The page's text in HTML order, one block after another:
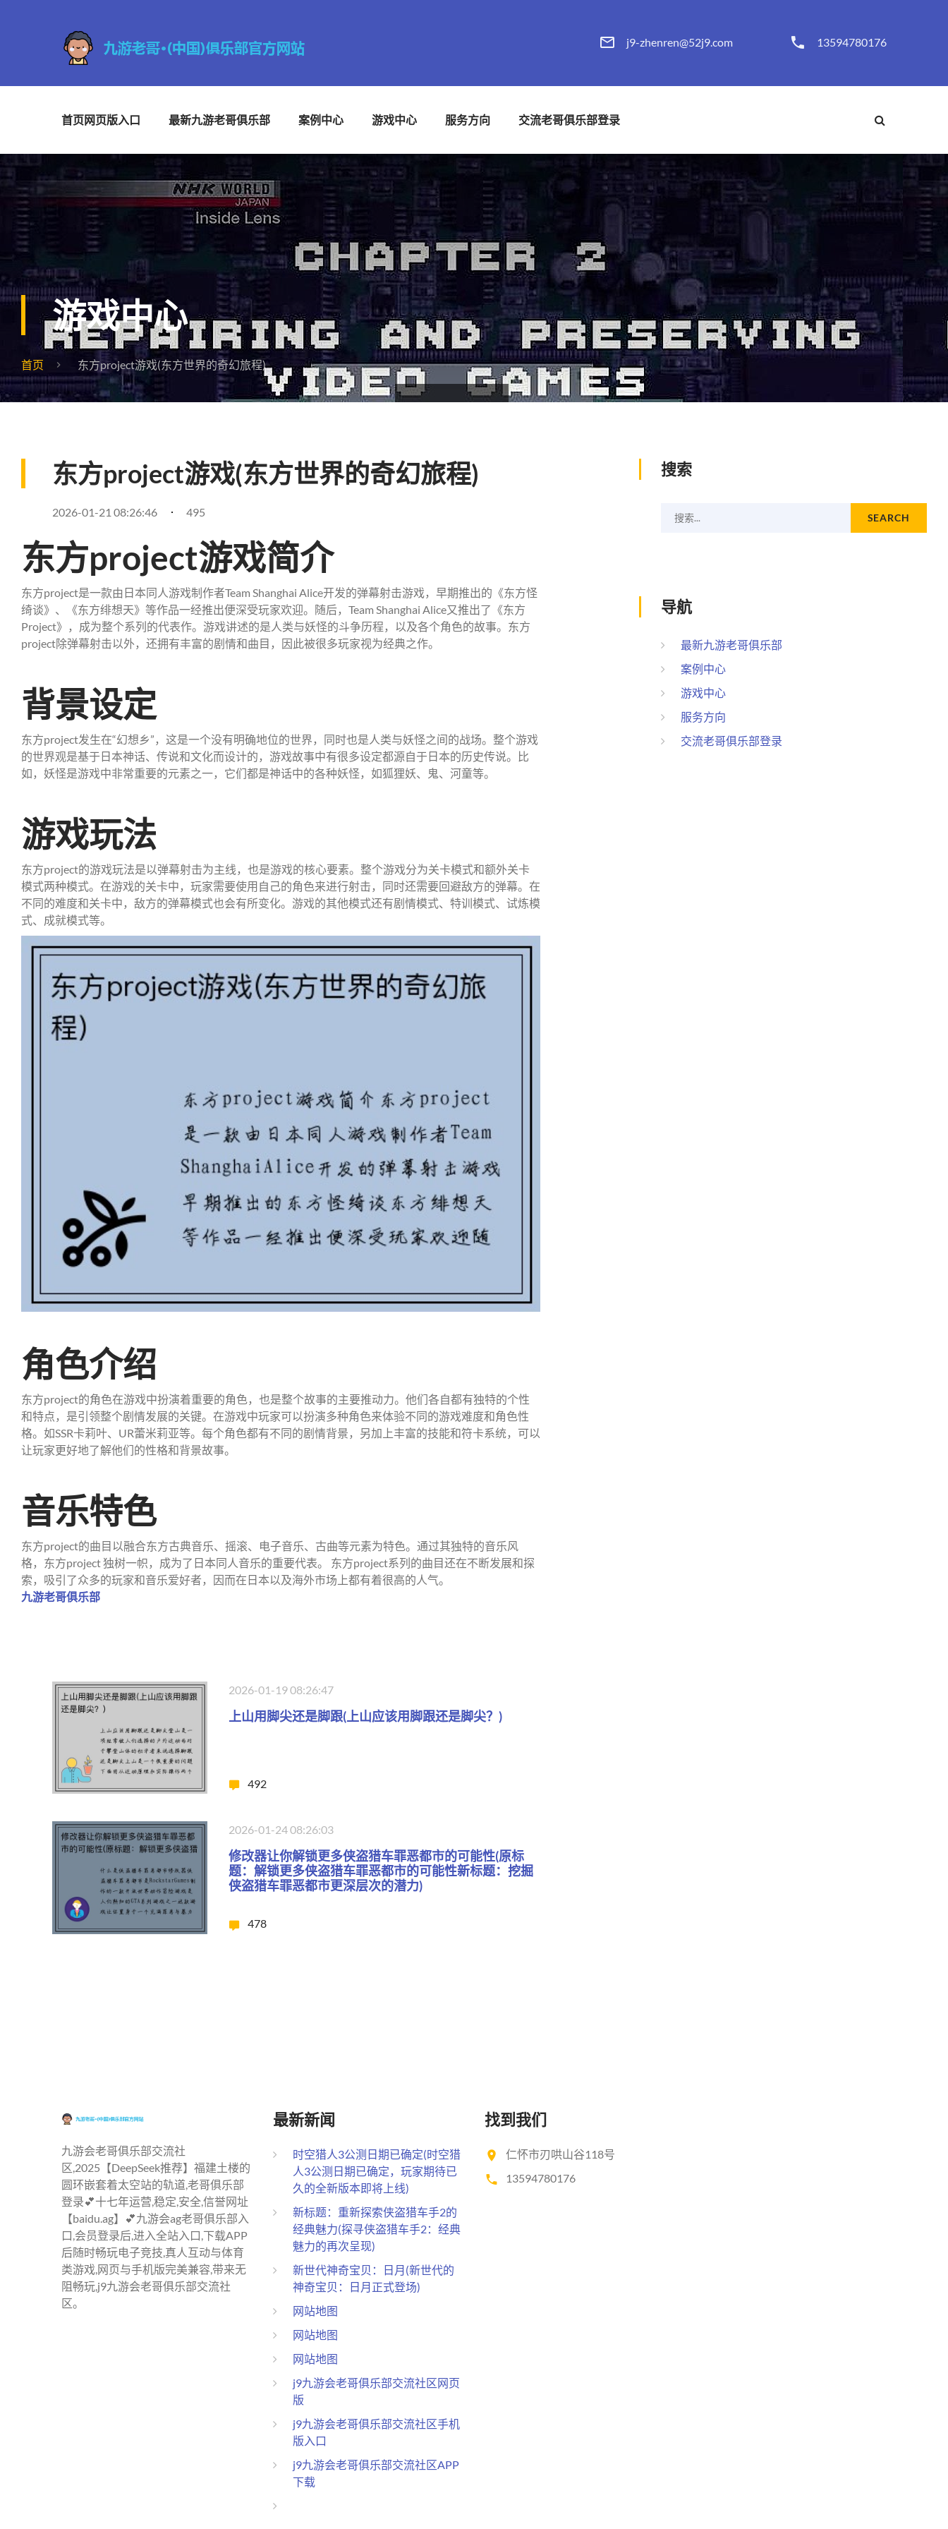
j9-zhenren@52j9.com 13594780176
首页网页版入口 最新九游老哥俱乐部 案例中心 游戏中心 服务方向 交流老哥俱乐部登录
游戏中心
首页 东方project游戏(东方世界的奇幻旅程)
东方project游戏(东方世界的奇幻旅程)
2026-01-21 08:26:46 495
东方project游戏简介
东方project是一款由日本同人游戏制作者Team Shanghai Alice开发的弹幕射击游戏，早期推出的《东方怪
绮谈》、《东方绯想天》等作品一经推出便深受玩家欢迎。随后，Team Shanghai Alice又推出了《东方
Project》，成为整个系列的代表作。游戏讲述的是人类与妖怪的斗争历程，以及各个角色的故事。东方
project除弹幕射击以外，还拥有丰富的剧情和曲目，因此被很多玩家视为经典之作。
背景设定
东方project发生在“幻想乡”，这是一个没有明确地位的世界，同时也是人类与妖怪之间的战场。整个游戏
的世界观是基于日本神话、传说和文化而设计的，游戏故事中有很多设定都源自于日本的历史传说。比
如，妖怪是游戏中非常重要的元素之一，它们都是神话中的各种妖怪，如狐狸妖、鬼、河童等。
游戏玩法
东方project的游戏玩法是以弹幕射击为主线，也是游戏的核心要素。整个游戏分为关卡模式和额外关卡
模式两种模式。在游戏的关卡中，玩家需要使用自己的角色来进行射击，同时还需要回避敌方的弹幕。在
不同的难度和关卡中，敌方的弹幕模式也会有所变化。游戏的其他模式还有剧情模式、特训模式、试炼模
式、成就模式等。
角色介绍
东方project的角色在游戏中扮演着重要的角色，也是整个故事的主要推动力。他们各自都有独特的个性
和特点，是引领整个剧情发展的关键。在游戏中玩家可以扮演多种角色来体验不同的游戏难度和角色性
格。如SSR卡莉叶、UR蕾米莉亚等。每个角色都有不同的剧情背景，另加上丰富的技能和符卡系统，可以
让玩家更好地了解他们的性格和背景故事。
音乐特色
东方project的曲目以融合东方古典音乐、摇滚、电子音乐、古曲等元素为特色。通过其独特的音乐风
格，东方project 独树一帜，成为了日本同人音乐的重要代表。 东方project系列的曲目还在不断发展和探
索，吸引了众多的玩家和音乐爱好者，因而在日本以及海外市场上都有着很高的人气。
九游老哥俱乐部
2026-01-19 08:26:47
上山用脚尖还是脚跟(上山应该用脚跟还是脚尖？)
492
2026-01-24 08:26:03
修改器让你解锁更多侠盗猎车罪恶都市的可能性(原标
题：解锁更多侠盗猎车罪恶都市的可能性新标题：挖掘
侠盗猎车罪恶都市更深层次的潜力)
478
搜索
搜索... SEARCH
导航
最新九游老哥俱乐部
案例中心
游戏中心
服务方向
交流老哥俱乐部登录
九游会老哥俱乐部交流社
区,2025【DeepSeek推荐】福建土楼的
圆环嵌套着太空站的轨道,老哥俱乐部
登录💕十七年运营,稳定,安全,信誉网址
【baidu.ag】💕九游会ag老哥俱乐部入
口,会员登录后,进入全站入口,下载APP
后随时畅玩电子竞技,真人互动与体育
类游戏,网页与手机版完美兼容,带来无
阻畅玩,j9九游会老哥俱乐部交流社
区。
最新新闻
时空猎人3公测日期已确定(时空猎
人3公测日期已确定，玩家期待已
久的全新版本即将上线)
新标题：重新探索侠盗猎车手2的
经典魅力(探寻侠盗猎车手2：经典
魅力的再次呈现)
新世代神奇宝贝：日月(新世代的
神奇宝贝：日月正式登场)
网站地图
网站地图
网站地图
j9九游会老哥俱乐部交流社区网页
版
j9九游会老哥俱乐部交流社区手机
版入口
j9九游会老哥俱乐部交流社区APP
下载
找到我们
仁怀市刃哄山谷118号
13594780176